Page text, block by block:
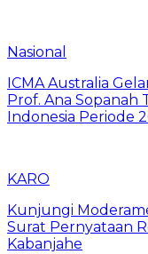
Nasional
ICMA Australia
Prof. Ana Sopanah
Indonesia Periode
KARO
Kunjungi
Surat Pernyataan
Kabanjahe